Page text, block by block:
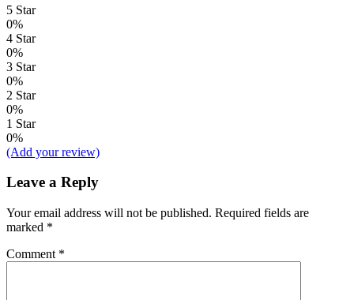
5 Star
0%
4 Star
0%
3 Star
0%
2 Star
0%
1 Star
0%
(Add your review)
Leave a Reply
Your email address will not be published. Required fields are
marked *
Comment *